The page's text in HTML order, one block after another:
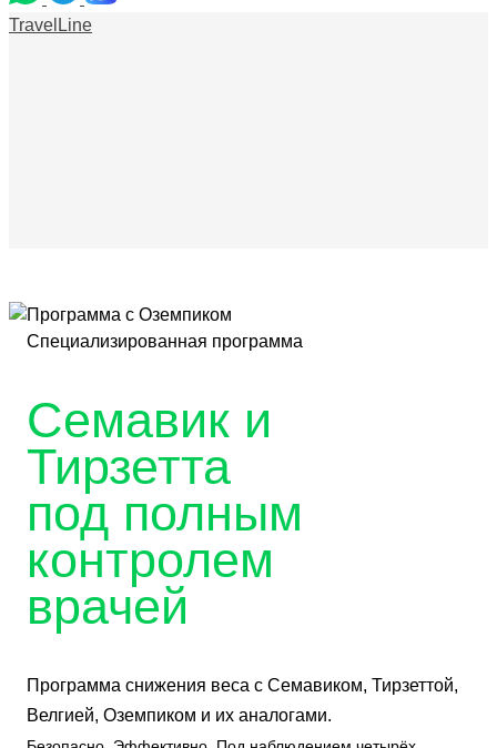
TravelLine
Специализированная программа
Семавик и
Тирзетта
под полным
контролем
врачей
Программа снижения веса с Семавиком, Тирзеттой,
Велгией, Оземпиком и их аналогами.